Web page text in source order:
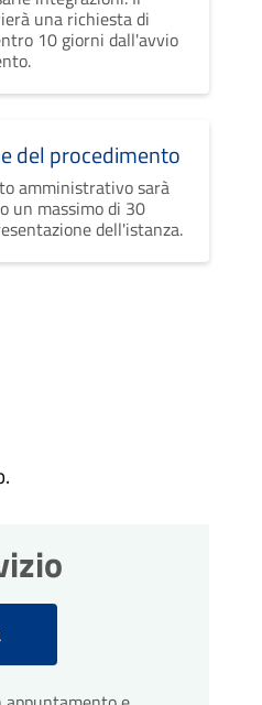
una richiesta di
10 giorni dall'avvio
del procedimento
amministrativo sarà
un massimo di 30
dell'istanza.